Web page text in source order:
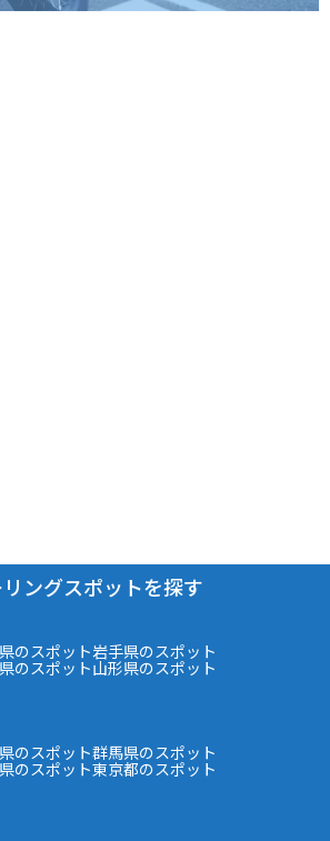
ングスポットを探す
のスポット岩手県のスポット
のスポット山形県のスポット
のスポット群馬県のスポット
のスポット東京都のスポット